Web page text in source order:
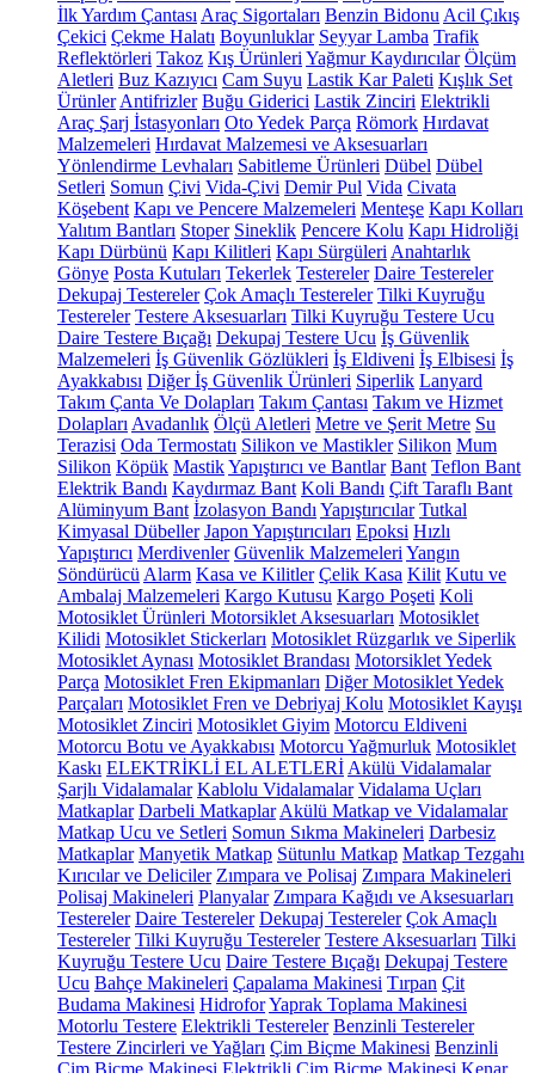
İlk Yardım Çantası Araç Sigortaları Benzin Bidonu Acil Çıkış
Çekici Çekme Halatı Boyunluklar Seyyar Lamba Trafik
Reflektörleri Takoz Kış Ürünleri Yağmur Kaydırıcılar Ölçüm
Aletleri Buz Kazıyıcı Cam Suyu Lastik Kar Paleti Kışlık Set
Ürünler Antifrizler Buğu Giderici Lastik Zinciri Elektrikli
Araç Şarj İstasyonları Oto Yedek Parça Römork Hırdavat
Malzemeleri Hırdavat Malzemesi ve Aksesuarları
Yönlendirme Levhaları Sabitleme Ürünleri Dübel Dübel
Setleri Somun Çivi Vida-Çivi Demir Pul Vida Civata
Köşebent Kapı ve Pencere Malzemeleri Menteşe Kapı Kolları
Yalıtım Bantları Stoper Sineklik Pencere Kolu Kapı Hidroliği
Kapı Dürbünü Kapı Kilitleri Kapı Sürgüleri Anahtarlık
Gönye Posta Kutuları Tekerlek Testereler Daire Testereler
Dekupaj Testereler Çok Amaçlı Testereler Tilki Kuyruğu
Testereler Testere Aksesuarları Tilki Kuyruğu Testere Ucu
Daire Testere Bıçağı Dekupaj Testere Ucu İş Güvenlik
Malzemeleri İş Güvenlik Gözlükleri İş Eldiveni İş Elbisesi İş
Ayakkabısı Diğer İş Güvenlik Ürünleri Siperlik Lanyard
Takım Çanta Ve Dolapları Takım Çantası Takım ve Hizmet
Dolapları Avadanlık Ölçü Aletleri Metre ve Şerit Metre Su
Terazisi Oda Termostatı Silikon ve Mastikler Silikon Mum
Silikon Köpük MastikYapıştırıcı ve Bantlar Bant Teflon Bant
Elektrik Bandı Kaydırmaz Bant Koli Bandı Çift Taraflı Bant
Alüminyum Bant İzolasyon Bandı Yapıştırıcılar Tutkal
Kimyasal Dübeller Japon Yapıştırıcıları Epoksi Hızlı
Yapıştırıcı Merdivenler Güvenlik Malzemeleri Yangın
Söndürücü Alarm Kasa ve Kilitler Çelik Kasa Kilit Kutu ve
Ambalaj Malzemeleri Kargo Kutusu Kargo Poşeti Koli
Motosiklet Ürünleri Motorsiklet Aksesuarları Motosiklet
Kilidi Motosiklet Stickerları Motosiklet Rüzgarlık ve Siperlik
Motosiklet Aynası Motosiklet Brandası Motorsiklet Yedek
Parça Motosiklet Fren Ekipmanları Diğer Motosiklet Yedek
Parçaları Motosiklet Fren ve Debriyaj Kolu Motosiklet Kayışı
Motosiklet Zinciri Motosiklet Giyim Motorcu Eldiveni
Motorcu Botu ve Ayakkabısı Motorcu Yağmurluk Motosiklet
Kaskı ELEKTRİKLİ EL ALETLERİ Akülü Vidalamalar
Şarjlı Vidalamalar Kablolu Vidalamalar Vidalama Uçları
Matkaplar Darbeli Matkaplar Akülü Matkap ve Vidalamalar
Matkap Ucu ve Setleri Somun Sıkma Makineleri Darbesiz
Matkaplar Manyetik Matkap Sütunlu Matkap Matkap Tezgahı
Kırıcılar ve Deliciler Zımpara ve Polisaj Zımpara Makineleri
Polisaj Makineleri Planyalar Zımpara Kağıdı ve Aksesuarları
Testereler Daire Testereler Dekupaj Testereler Çok Amaçlı
Testereler Tilki Kuyruğu Testereler Testere Aksesuarları Tilki
Kuyruğu Testere Ucu Daire Testere Bıçağı Dekupaj Testere
Ucu Bahçe Makineleri Çapalama Makinesi Tırpan Çit
Budama Makinesi HidroforYaprak Toplama Makinesi
Motorlu Testere Elektrikli Testereler Benzinli Testereler
Testere Zincirleri ve Yağları Çim Biçme Makinesi Benzinli
Çim Biçme Makinesi Elektrikli Çim Biçme Makinesi Kenar